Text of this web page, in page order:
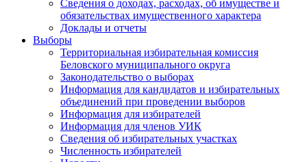
Сведения о доходах, расходах, об имуществе и
обязательствах имущественного характера
Доклады и отчеты
Выборы
Территориальная избирательная комиссия
Беловского муниципального округа
Законодательство о выборах
Информация для кандидатов и избирательных
объединений при проведении выборов
Информация для избирателей
Информация для членов УИК
Сведения об избирательных участках
Численность избирателей